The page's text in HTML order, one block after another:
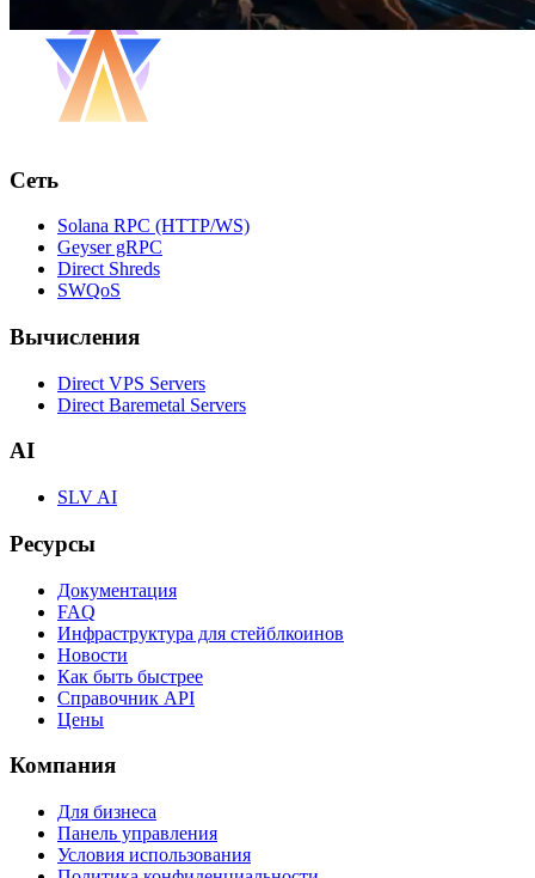
Сеть
Solana RPC (HTTP/WS)
Geyser gRPC
Direct Shreds
SWQoS
Вычисления
Direct VPS Servers
Direct Baremetal Servers
AI
SLV AI
Ресурсы
Документация
FAQ
Инфраструктура для стейблкоинов
Новости
Как быть быстрее
Справочник API
Цены
Компания
Для бизнеса
Панель управления
Условия использования